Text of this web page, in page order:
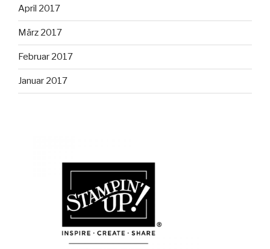
April 2017
März 2017
Februar 2017
Januar 2017